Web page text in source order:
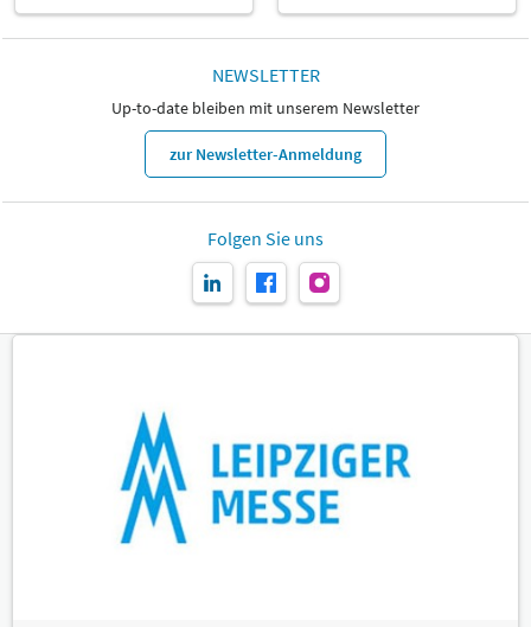
NEWSLETTER
Up-to-date bleiben mit unserem Newsletter
zur Newsletter-Anmeldung
Folgen Sie uns